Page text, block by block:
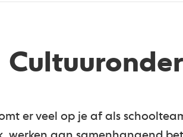
er veel op je af als